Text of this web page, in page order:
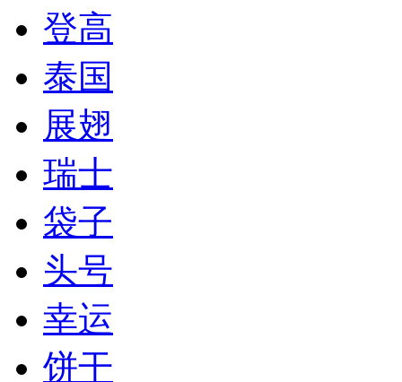
登高
泰国
展翅
瑞士
袋子
头号
幸运
饼干